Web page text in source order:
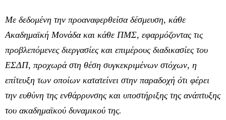
Με δεδομένη την προαναφερθείσα δέσμευση, κάθε
Ακαδημαϊκή Μονάδα και κάθε ΠΜΣ, εφαρμόζοντας τις
προβλεπόμενες διεργασίες και επιμέρους διαδικασίες του
ΕΣΔΠ, προχωρά στη θέση συγκεκριμένων στόχων, η
επίτευξη των οποίων κατατείνει στην παραδοχή ότι φέρει
την ευθύνη της ενθάρρυνσης και υποστήριξης της ανάπτυξης
του ακαδημαϊκού δυναμικού της.